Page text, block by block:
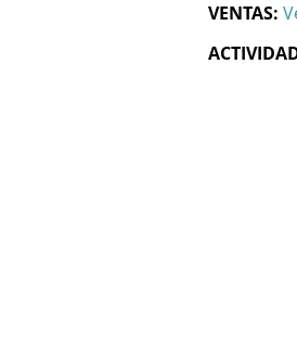
VENTAS: